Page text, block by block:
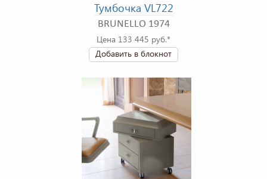
Тумбочка VL722
BRUNELLO 1974
Цена 133 445 руб.*
Добавить в блокнот